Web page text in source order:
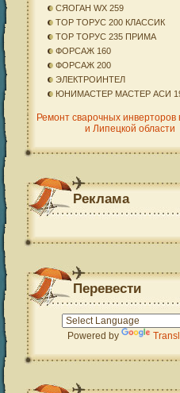
СЯОГАН WX 259
ТОР ТОРУС 200 КЛАССИК
ТОР ТОРУС 235 ПРИМА
ФОРСАЖ 160
ФОРСАЖ 200
ЭЛЕКТРОИНТЕЛ
ЮНИМАСТЕР МАСТЕР АСИ
Ремонт сварочных инверторов
и Липецкой области
Реклама
Перевести
Powered by